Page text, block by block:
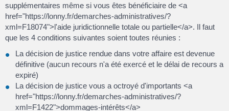
supplémentaires même si vous êtes bénéficiaire de <a
href="https://lonny.fr/demarches-administratives/?
xml=F18074">l'aide juridictionnelle totale ou partielle</a>. Il faut
que les 4 conditions suivantes soient toutes réunies :
La décision de justice rendue dans votre affaire est devenue
définitive (aucun recours n'a été exercé et le délai de recours a
expiré)
La décision de justice vous a octroyé d'importants <a
href="https://lonny.fr/demarches-administratives/?
xml=F1422">dommages-intérêts</a>